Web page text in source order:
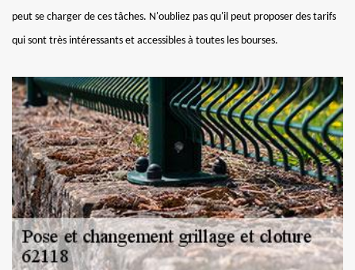
peut se charger de ces tâches. N'oubliez pas qu'il peut proposer des tarifs
qui sont très intéressants et accessibles à toutes les bourses.